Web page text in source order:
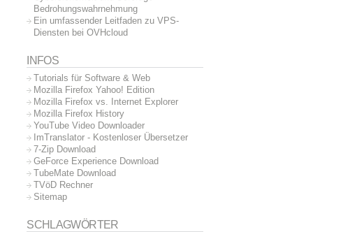
Bedrohungswahrnehmung
Ein umfassender Leitfaden zu VPS-
Diensten bei OVHcloud
INFOS
Tutorials für Software & Web
Mozilla Firefox Yahoo! Edition
Mozilla Firefox vs. Internet Explorer
Mozilla Firefox History
YouTube Video Downloader
ImTranslator - Kostenloser Übersetzer
7-Zip Download
GeForce Experience Download
TubeMate Download
TVöD Rechner
Sitemap
SCHLAGWÖRTER